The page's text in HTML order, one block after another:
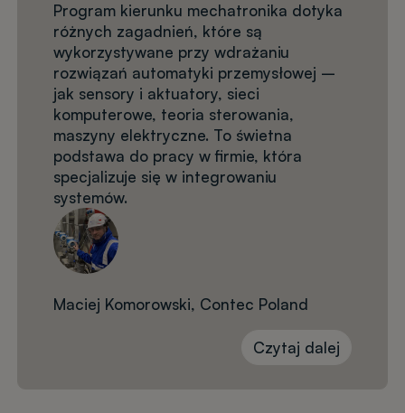
Program kierunku mechatronika dotyka
różnych zagadnień, które są
wykorzystywane przy wdrażaniu
rozwiązań automatyki przemysłowej –
jak sensory i aktuatory, sieci
komputerowe, teoria sterowania,
maszyny elektryczne. To świetna
podstawa do pracy w firmie, która
specjalizuje się w integrowaniu
systemów.
Maciej Komorowski, Contec Poland
Czytaj dalej